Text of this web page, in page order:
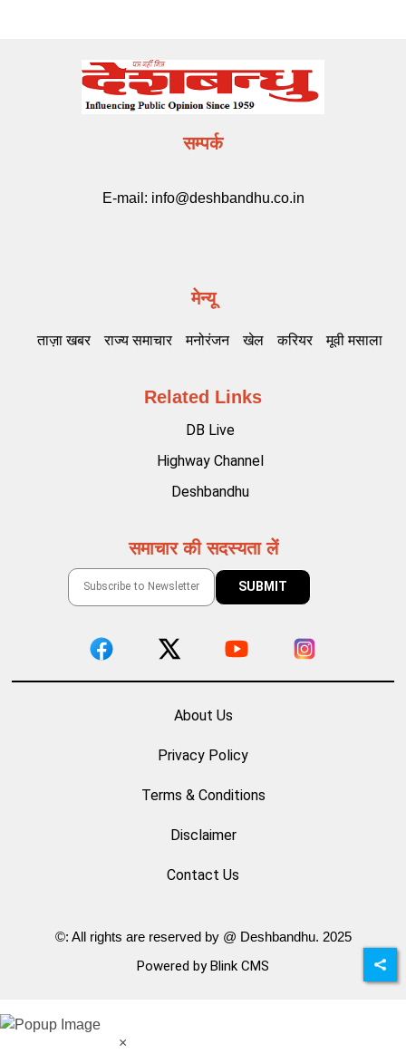
सम्पर्क
E-mail: info@deshbandhu.co.in
मेन्यू
ताज़ा खबर राज्य समाचार मनोरंजन खेल करियर मूवी मसाला
Related Links
DB Live
Highway Channel
Deshbandhu
समाचार की सदस्यता लें
About Us
Privacy Policy
Terms & Conditions
Disclaimer
Contact Us
©: All rights are reserved by @ Deshbandhu. 2025
Powered by Blink CMS
×